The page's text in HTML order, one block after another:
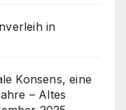
in
Konsens, eine
– Altes